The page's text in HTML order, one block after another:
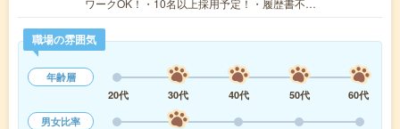
ワークOK！・10名以上採用予定！・履歴書不…
職場の雰囲気
年齢層
20代
30代 40代 50代
60代
男女比率